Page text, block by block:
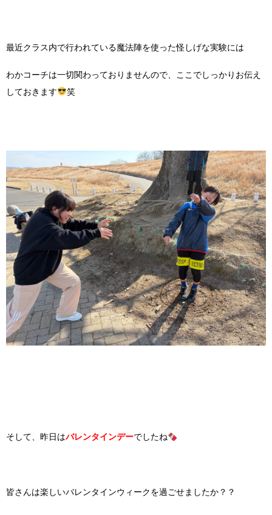
最近クラス内で行われている魔法陣を使った怪しげな実験には
わかコーチは一切関わっておりませんので、ここでしっかりお伝え
しておきます
笑
そして、昨日はバレンタインデーでしたね
皆さんは楽しいバレンタインウィークを過ごせましたか？？